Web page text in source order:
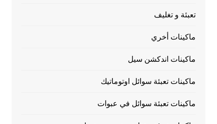
تعبئة و تغليف
ماكينات أخري
ماكينات اندكشن سيل
ماكينات تعبئة سوائل اوتوماتيك
ماكينات تعبئة سوائل في عبوات